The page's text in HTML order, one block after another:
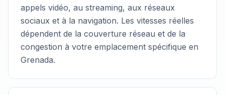
appels vidéo, au streaming, aux réseaux
sociaux et à la navigation. Les vitesses réelles
dépendent de la couverture réseau et de la
congestion à votre emplacement spécifique en
Grenada.